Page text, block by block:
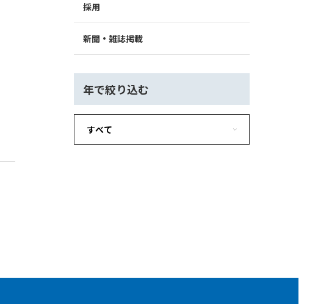
採用
新聞・雑誌掲載
年で絞り込む